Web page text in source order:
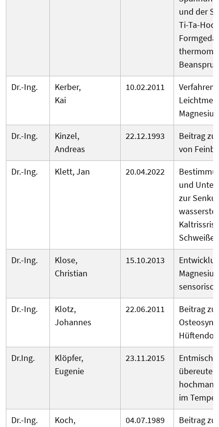
und der
Ti-Ta-
Dr.-Ing.
Kerber,
Kai
10.02.2011
Verfahren
Dr.-Ing.
Kinzel,
Andreas
22.12.1993
Beitrag
von
Dr.-Ing.
Klett, Jan 20.04.2022
und
zur
Dr.-Ing.
Klose,
Christian
15.10.2013
Dr.-Ing.
Klotz,
Johannes
22.06.2011
Beitrag
Dr.Ing.
Klöpfer,
Eugenie
23.11.2015
im
Dr.-Ing.
Koch,
04.07.1989
Beitrag zur